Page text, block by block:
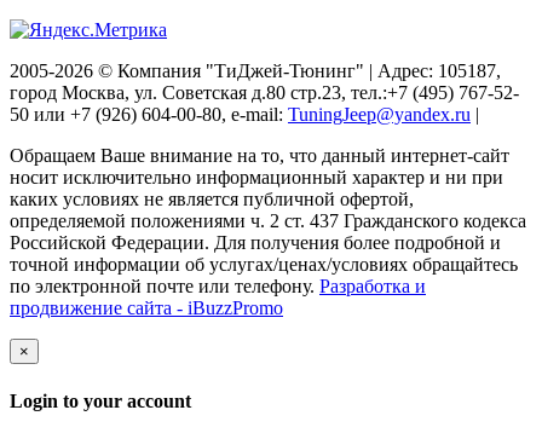
2005-2026 © Компания "ТиДжей-Тюнинг" | Адрес: 105187,
город Москва, ул. Советская д.80 стр.23, тел.:+7 (495) 767-52-
50 или +7 (926) 604-00-80, e-mail: TuningJeep@yandex.ru |
Обращаем Ваше внимание на то, что данный интернет-сайт
носит исключительно информационный характер и ни при
каких условиях не является публичной офертой,
определяемой положениями ч. 2 ст. 437 Гражданского кодекса
Российской Федерации. Для получения более подробной и
точной информации об услугах/ценах/условиях обращайтесь
по электронной почте или телефону. Разработка и
продвижение сайта - iBuzzPromo
×
Login to your account